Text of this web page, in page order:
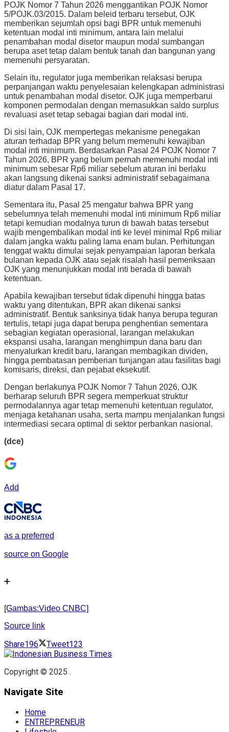
POJK Nomor 7 Tahun 2026 menggantikan POJK Nomor
5/POJK.03/2015. Dalam beleid terbaru tersebut, OJK
memberikan sejumlah opsi bagi BPR untuk memenuhi
ketentuan modal inti minimum, antara lain melalui
penambahan modal disetor maupun modal sumbangan
berupa aset tetap dalam bentuk tanah dan bangunan yang
memenuhi persyaratan.
Selain itu, regulator juga memberikan relaksasi berupa
perpanjangan waktu penyelesaian kelengkapan administrasi
untuk penambahan modal disetor. OJK juga memperbarui
komponen permodalan dengan memasukkan saldo surplus
revaluasi aset tetap sebagai bagian dari modal inti.
Di sisi lain, OJK mempertegas mekanisme penegakan
aturan terhadap BPR yang belum memenuhi kewajiban
modal inti minimum. Berdasarkan Pasal 24 POJK Nomor 7
Tahun 2026, BPR yang belum pernah memenuhi modal inti
minimum sebesar Rp6 miliar sebelum aturan ini berlaku
akan langsung dikenai sanksi administratif sebagaimana
diatur dalam Pasal 17.
Sementara itu, Pasal 25 mengatur bahwa BPR yang
sebelumnya telah memenuhi modal inti minimum Rp6 miliar
tetapi kemudian modalnya turun di bawah batas tersebut
wajib mengembalikan modal inti ke level minimal Rp6 miliar
dalam jangka waktu paling lama enam bulan. Perhitungan
tenggat waktu dimulai sejak penyampaian laporan berkala
bulanan kepada OJK atau sejak risalah hasil pemeriksaan
OJK yang menunjukkan modal inti berada di bawah
ketentuan.
Apabila kewajiban tersebut tidak dipenuhi hingga batas
waktu yang ditentukan, BPR akan dikenai sanksi
administratif. Bentuk sanksinya tidak hanya berupa teguran
tertulis, tetapi juga dapat berupa penghentian sementara
sebagian kegiatan operasional, larangan melakukan
ekspansi usaha, larangan menghimpun dana baru dan
menyalurkan kredit baru, larangan membagikan dividen,
hingga pembatasan pemberian tunjangan atau fasilitas bagi
komisaris, direksi, dan pejabat eksekutif.
Dengan berlakunya POJK Nomor 7 Tahun 2026, OJK
berharap seluruh BPR segera memperkuat struktur
permodalannya agar tetap memenuhi ketentuan regulator,
menjaga ketahanan usaha, serta mampu menjalankan fungsi
intermediasi secara optimal di sektor perbankan nasional.
(dce)
Add
as a preferred
source on Google
[Gambas:Video CNBC]
Source link
Share196 Tweet123
Copyright © 2025 .
Navigate Site
Home
ENTREPRENEUR